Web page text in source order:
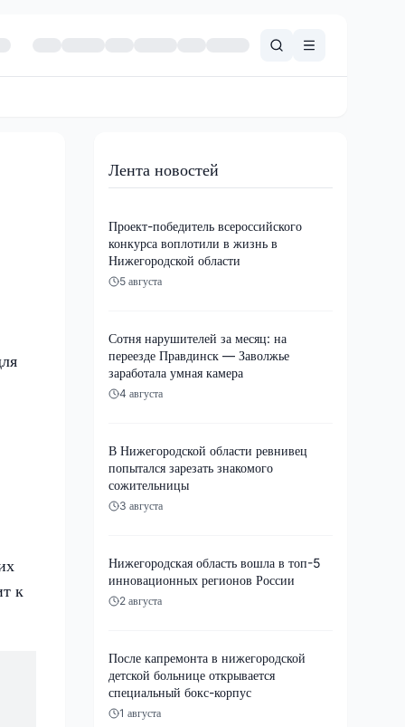
к
Лента новостей
Проект-победитель всероссийского
конкурса воплотили в жизнь в
Нижегородской области
5 августа
Сотня нарушителей за месяц: на
переезде Правдинск — Заволжье
заработала умная камера
4 августа
В Нижегородской области ревнивец
попытался зарезать знакомого
сожительницы
3 августа
Нижегородская область вошла в топ-5
инновационных регионов России
2 августа
После капремонта в нижегородской
детской больнице открывается
специальный бокс-корпус
1 августа